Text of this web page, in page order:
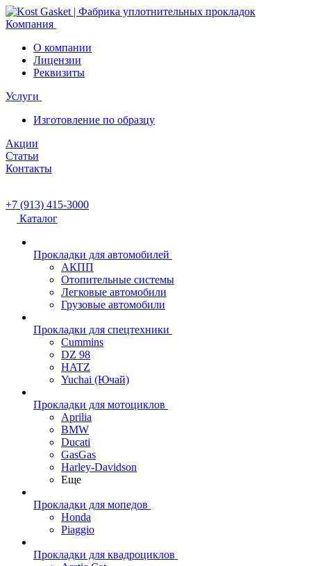
Компания
О компании
Лицензии
Реквизиты
Услуги
Изготовление по образцу
Акции
Статьи
Контакты
+7 (913) 415-3000
Каталог
Прокладки для автомобилей
АКПП
Отопительные системы
Легковые автомобили
Грузовые автомобили
Прокладки для спецтехники
Cummins
DZ 98
HATZ
Yuchai (Ючай)
Прокладки для мотоциклов
Aprilia
BMW
Ducati
GasGas
Harley-Davidson
Еще
Прокладки для мопедов
Honda
Piaggio
Прокладки для квадроциклов